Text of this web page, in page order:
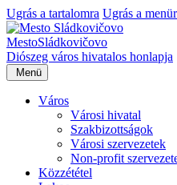
Ugrás a tartalomra Ugrás a
MestoSládkovičovo
Diószeg város hivatalos honlapja
Menü
Város
Városi hivatal
Szakbizottságok
Városi szervezetek
Non-profit
Közzététel